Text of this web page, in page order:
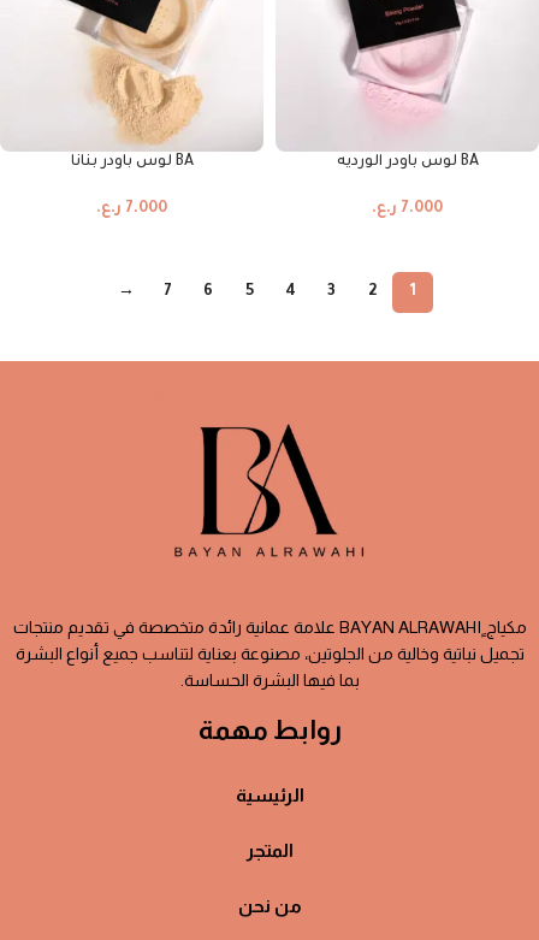
BA لوس باودر الورديه
7.000 ر.ع.
BA لوس باودر بنانا
7.000 ر.ع.
1
2
3
4
5
6
7
→
مكياج ٍBAYAN ALRAWAHI علامة عمانية رائدة متخصصة في تقديم منتجات
تجميل نباتية وخالية من الجلوتين، مصنوعة بعناية لتناسب جميع أنواع البشرة
بما فيها البشرة الحساسة.
روابط مهمة
الرئيسية
المتجر
من نحن